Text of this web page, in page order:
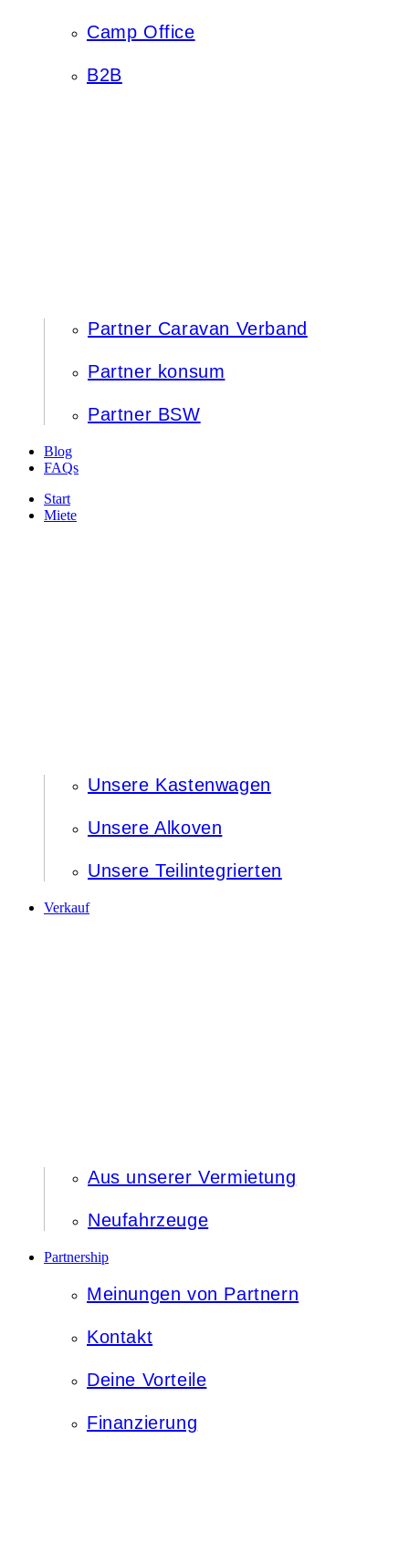
Camp Office
B2B
Partner Caravan Verband
Partner konsum
Partner BSW
Blog
FAQs
Start
Miete
Unsere Kastenwagen
Unsere Alkoven
Unsere Teilintegrierten
Verkauf
Aus unserer Vermietung
Neufahrzeuge
Partnership
Meinungen von Partnern
Kontakt
Deine Vorteile
Finanzierung